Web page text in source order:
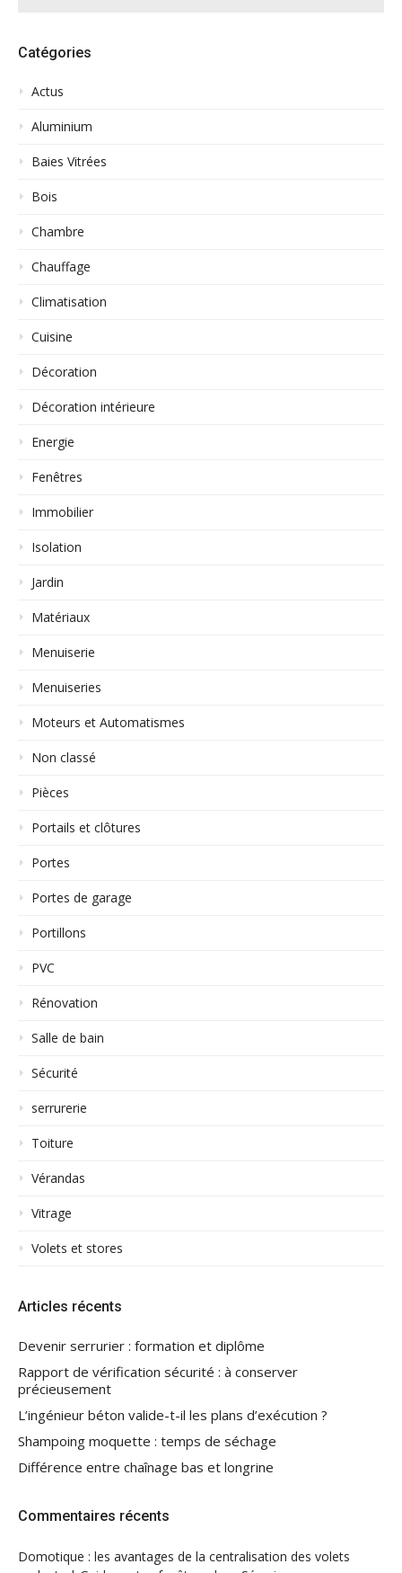
Catégories
Actus
Aluminium
Baies Vitrées
Bois
Chambre
Chauffage
Climatisation
Cuisine
Décoration
Décoration intérieure
Energie
Fenêtres
Immobilier
Isolation
Jardin
Matériaux
Menuiserie
Menuiseries
Moteurs et Automatismes
Non classé
Pièces
Portails et clôtures
Portes
Portes de garage
Portillons
PVC
Rénovation
Salle de bain
Sécurité
serrurerie
Toiture
Vérandas
Vitrage
Volets et stores
Articles récents
Devenir serrurier : formation et diplôme
Rapport de vérification sécurité : à conserver
précieusement
L’ingénieur béton valide-t-il les plans d’exécution ?
Shampoing moquette : temps de séchage
Différence entre chaînage bas et longrine
Commentaires récents
Domotique : les avantages de la centralisation des volets